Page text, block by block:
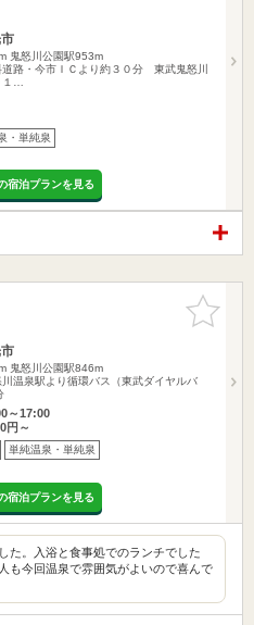
鬼怒川公園駅953m
道路・今市ＩＣより約３０分 東武鬼怒川
…
・単純泉
宿泊プランを見る
お気に入
りに追加
鬼怒川公園駅846m
温泉駅より循環バス（東武ダイヤルバ
～17:00
円～
単純温泉・単純泉
宿泊プランを見る
た。入浴と食事処でのランチでした
も今回温泉で雰囲気がよいので喜んで